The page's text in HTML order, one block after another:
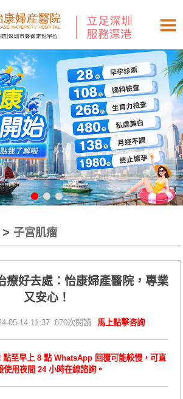
> 子宮肌瘤
療好去處：怡康婦產醫院，專業
又安心！
05-14 11:37 870次閱讀 馬上點擊咨詢
點至早上 8 點 WhatsApp 回覆可能較慢，可直
使用夜間 24 小時在線諮詢。